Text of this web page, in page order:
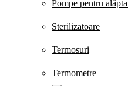
Pompe pentru
Sterilizatoare
Termosuri
Termometre